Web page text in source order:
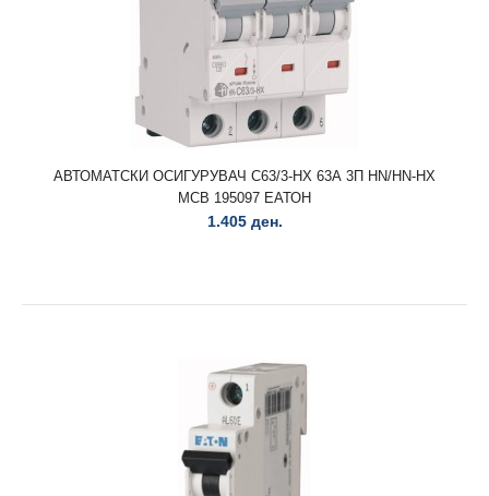
194837 ЕАТОН
426 ден.
194837 ЕАТОН..
АВТОМАТСКИ ОСИГУРУВАЧ C63/3-HX 63А 3П HN/HN-HX
MCB 195097 ЕАТОН
1.405 ден.